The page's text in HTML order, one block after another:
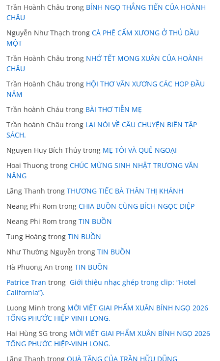
Trần Hoành Châu trong BÍNH NGỌ THẲNG TIẾN CỦA HOÀNH
CHÂU
Nguyễn Như Thạch trongCÀ PHÊ CẨM XƯƠNG Ở THỦ DẦU
MỘT
Trần Hoành Châu trong NHỚ TẾT MONG XUÂN CỦA HOÀNH
CHÂU
Trần Hoành Châu trong HỘI THƠ VĂN XƯƠNG CÁC HOP ĐẦU
NĂM
Trần hoành Cháu trong BÀI THƠ TIỄN MẸ
Trần hoành Châu trong LẠI NÓI VỀ CÂU CHUYỆN BIÊN TẬP
SÁCH.
Nguyen Huy Bích Thủy trong MẸ TÔI VÀ QUÊ NGOẠI
Hoai Thuong trongCHÚC MỪNG SINH NHẬT TRƯƠNG VĂN
NĂNG
Lãng Thanh trongTHƯƠNG TIẾC BÀ THÂN THỊ KHÁNH
Neang Phi Rom trongCHIA BUỒN CÙNG BÍCH NGỌC DIỆP
Neang Phi Rom trongTIN BUỒN
Tung Hoàng trongTIN BUỒN
Như Thường Nguyễn trongTIN BUỒN
Hà Phuong An trongTIN BUỒN
Patrice Tran trong Giới thiệu nhạc ghép trong clip: “Hotel
California”).
Luong Minh trong MỜI VIẾT GIAI PHẨM XUÂN BÍNH NGỌ 2026
TỐNG PHƯỚC HIỆP-VINH LONG.
Hai Hùng SG trong MỜI VIẾT GIAI PHẨM XUÂN BÍNH NGỌ 2026
TỐNG PHƯỚC HIỆP-VINH LONG.
Lãng Thanh trongQUÀ TẶNG CỦA TRẦN HỮU DŨNG